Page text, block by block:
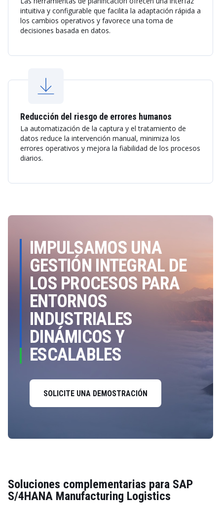
intuitiva y configurable que facilita la adaptación rápida a
los cambios operativos y favorece una toma de
decisiones basada en datos.
Reducción del riesgo de errores humanos
La automatización de la captura y el tratamiento de
datos reduce la intervención manual, minimiza los
errores operativos y mejora la fiabilidad de los procesos
diarios.
IMPULSAMOS UNA
GESTIÓN INTEGRAL DE
LOS PROCESOS PARA
ENTORNOS
INDUSTRIALES
DINÁMICOS Y
ESCALABLES
SOLICITE UNA DEMOSTRACIÓN
Soluciones complementarias para SAP
S/4HANA Manufacturing Logistics